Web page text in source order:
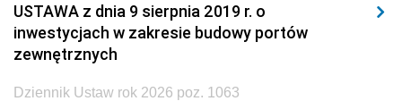
USTAWA z dnia 9 sierpnia 2019 r. o
inwestycjach w zakresie budowy portów
zewnętrznych
Dziennik Ustaw rok 2026 poz. 1063